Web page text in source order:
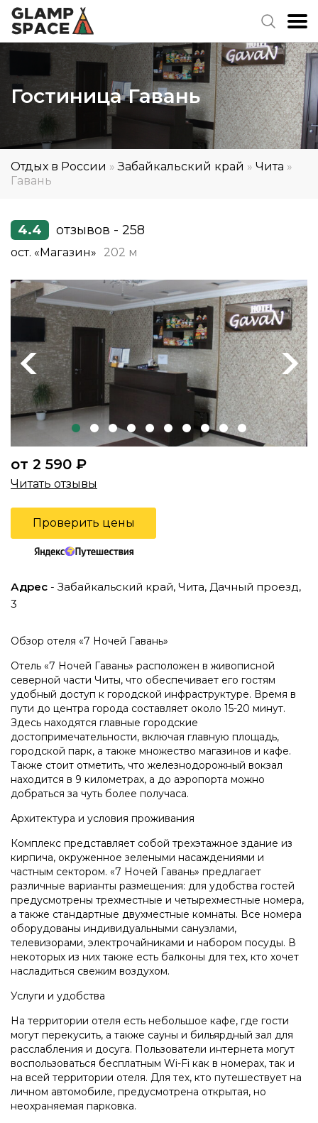
Гостиница Гавань
Отдых в России »Забайкальский край » Чита »
Гавань
4.4 отзывов - 258
ост. «Магазин» 202 м
Previous Next
от 2 590 ₽
Читать отзывы
Проверить цены
Адрес - Забайкальский край, Чита, Дачный проезд,
3
Обзор отеля «7 Ночей Гавань»
Отель «7 Ночей Гавань» расположен в живописной
северной части Читы, что обеспечивает его гостям
удобный доступ к городской инфраструктуре. Время в
пути до центра города составляет около 15-20 минут.
Здесь находятся главные городские
достопримечательности, включая главную площадь,
городской парк, а также множество магазинов и кафе.
Также стоит отметить, что железнодорожный вокзал
находится в 9 километрах, а до аэропорта можно
добраться за чуть более получаса.
Архитектура и условия проживания
Комплекс представляет собой трехэтажное здание из
кирпича, окруженное зелеными насаждениями и
частным сектором. «7 Ночей Гавань» предлагает
различные варианты размещения: для удобства гостей
предусмотрены трехместные и четырехместные номера,
а также стандартные двухместные комнаты. Все номера
оборудованы индивидуальными санузлами,
телевизорами, электрочайниками и набором посуды. В
некоторых из них также есть балконы для тех, кто хочет
насладиться свежим воздухом.
Услуги и удобства
На территории отеля есть небольшое кафе, где гости
могут перекусить, а также сауны и бильярдный зал для
расслабления и досуга. Пользователи интернета могут
воспользоваться бесплатным Wi-Fi как в номерах, так и
на всей территории отеля. Для тех, кто путешествует на
личном автомобиле, предусмотрена открытая, но
неохраняемая парковка.